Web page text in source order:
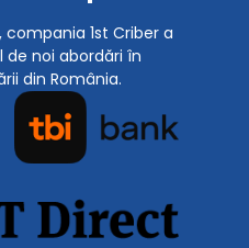
1st Criber a
noi abordări în
din România.